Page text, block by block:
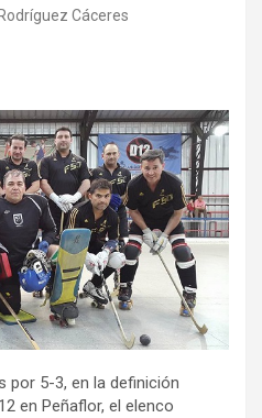
Cáceres
por 5-3, en la definición
en Peñaflor, el elenco